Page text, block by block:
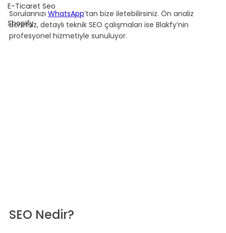
E-Ticaret Seo
Shopify
Sorularınızı WhatsApp’tan bize iletebilirsiniz. Ön analiz
ücretsiz, detaylı teknik SEO çalışmaları ise Blakfy’nin
profesyonel hizmetiyle sunuluyor.
SEO Nedir?